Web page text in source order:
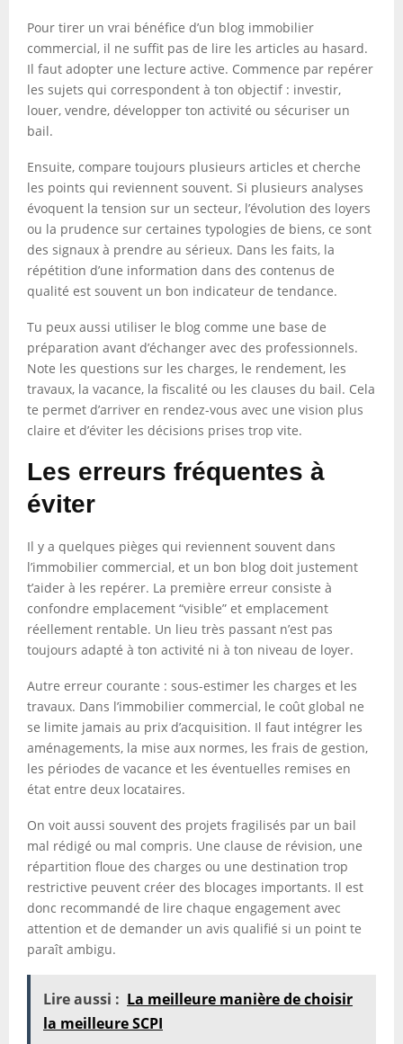
Pour tirer un vrai bénéfice d’un blog immobilier
commercial, il ne suffit pas de lire les articles au hasard.
Il faut adopter une lecture active. Commence par repérer
les sujets qui correspondent à ton objectif : investir,
louer, vendre, développer ton activité ou sécuriser un
bail.
Ensuite, compare toujours plusieurs articles et cherche
les points qui reviennent souvent. Si plusieurs analyses
évoquent la tension sur un secteur, l’évolution des loyers
ou la prudence sur certaines typologies de biens, ce sont
des signaux à prendre au sérieux. Dans les faits, la
répétition d’une information dans des contenus de
qualité est souvent un bon indicateur de tendance.
Tu peux aussi utiliser le blog comme une base de
préparation avant d’échanger avec des professionnels.
Note les questions sur les charges, le rendement, les
travaux, la vacance, la fiscalité ou les clauses du bail. Cela
te permet d’arriver en rendez-vous avec une vision plus
claire et d’éviter les décisions prises trop vite.
Les erreurs fréquentes à
éviter
Il y a quelques pièges qui reviennent souvent dans
l’immobilier commercial, et un bon blog doit justement
t’aider à les repérer. La première erreur consiste à
confondre emplacement “visible” et emplacement
réellement rentable. Un lieu très passant n’est pas
toujours adapté à ton activité ni à ton niveau de loyer.
Autre erreur courante : sous-estimer les charges et les
travaux. Dans l’immobilier commercial, le coût global ne
se limite jamais au prix d’acquisition. Il faut intégrer les
aménagements, la mise aux normes, les frais de gestion,
les périodes de vacance et les éventuelles remises en
état entre deux locataires.
On voit aussi souvent des projets fragilisés par un bail
mal rédigé ou mal compris. Une clause de révision, une
répartition floue des charges ou une destination trop
restrictive peuvent créer des blocages importants. Il est
donc recommandé de lire chaque engagement avec
attention et de demander un avis qualifié si un point te
paraît ambigu.
Lire aussi : La meilleure manière de choisir
la meilleure SCPI